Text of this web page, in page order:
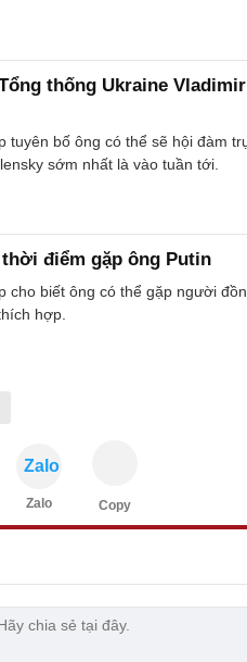
thống Ukraine
tuyên bố ông có thể sẽ hội đàm
sớm nhất là vào tuần tới.
điểm gặp ông Putin
cho biết ông có thể gặp người
hợp.
Zalo
Zalo Copy